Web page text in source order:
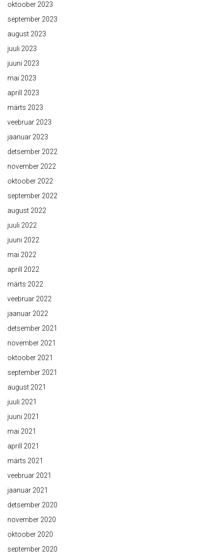
oktoober 2023
september 2023
august 2023
juuli 2023
juuni 2023
mai 2023
aprill 2023
märts 2023
veebruar 2023
jaanuar 2023
detsember 2022
november 2022
oktoober 2022
september 2022
august 2022
juuli 2022
juuni 2022
mai 2022
aprill 2022
märts 2022
veebruar 2022
jaanuar 2022
detsember 2021
november 2021
oktoober 2021
september 2021
august 2021
juuli 2021
juuni 2021
mai 2021
aprill 2021
märts 2021
veebruar 2021
jaanuar 2021
detsember 2020
november 2020
oktoober 2020
september 2020